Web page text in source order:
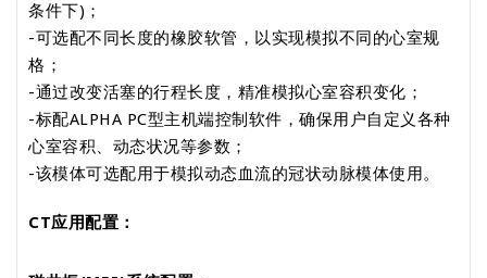
条件下)；
-可选配不同长度的橡胶软管，以实现模拟不同的心室规
格；
-通过改变活塞的行程长度，精准模拟心室容积变化；
-标配ALPHA PC型主机端控制软件，确保用户自定义各种
心室容积、动态状况等参数；
-该模体可选配用于模拟动态血流的冠状动脉模体使用。
CT应用配置：